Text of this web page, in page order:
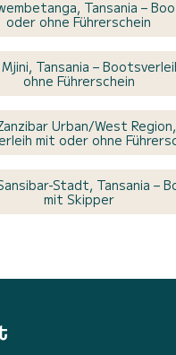
Tansania –
oder ohne Führerschein
Tansania –
ohne Führerschein
Urban/West Region,
mit oder ohne
Stadt, Tansania –
mit Skipper